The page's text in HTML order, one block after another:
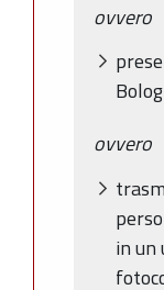
ovvero
ovvero
in un